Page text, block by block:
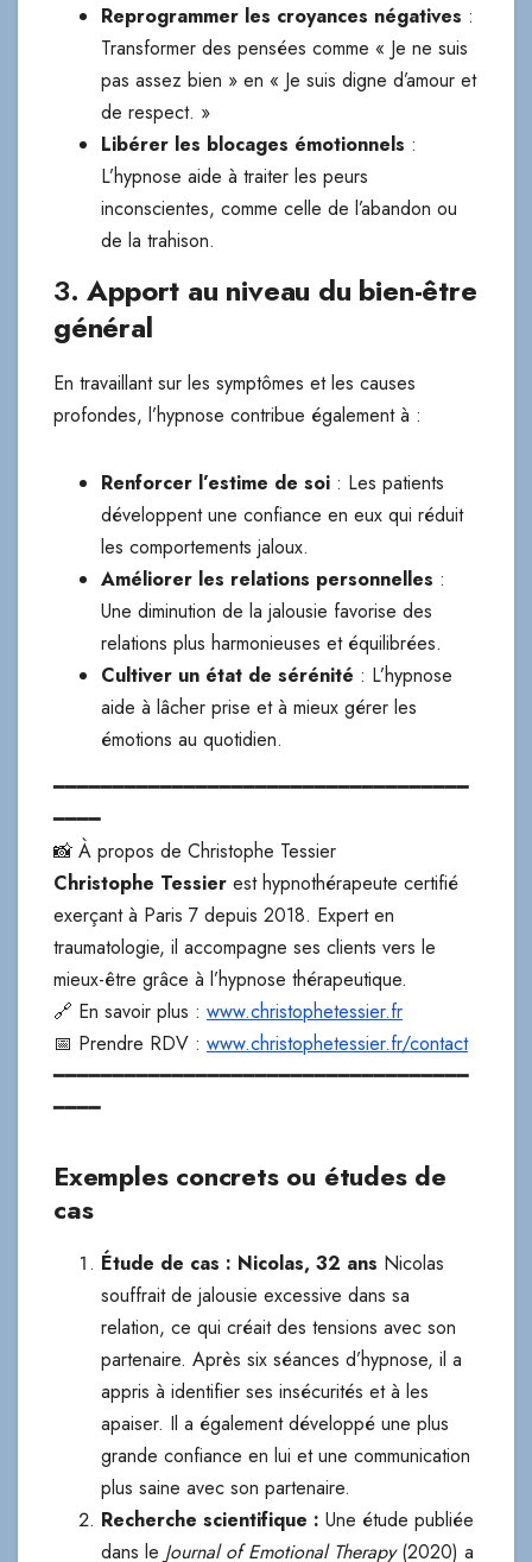
Reprogrammer les croyances négatives :
Transformer des pensées comme « Je ne suis
pas assez bien » en « Je suis digne d’amour et
de respect. »
Libérer les blocages émotionnels :
L’hypnose aide à traiter les peurs
inconscientes, comme celle de l’abandon ou
de la trahison.
3.Apport au niveau du bien-être
général
En travaillant sur les symptômes et les causes
profondes, l’hypnose contribue également à :
Renforcer l’estime de soi : Les patients
développent une confiance en eux qui réduit
les comportements jaloux.
Améliorer les relations personnelles :
Une diminution de la jalousie favorise des
relations plus harmonieuses et équilibrées.
Cultiver un état de sérénité : L’hypnose
aide à lâcher prise et à mieux gérer les
émotions au quotidien.
━━━━━━━━━━━━━━━━━━━━━━━━━━━━━━━━━━━
━━━━
📸 À propos de Christophe Tessier
Christophe Tessier est hypnothérapeute certifié
exerçant à Paris 7 depuis 2018. Expert en
traumatologie, il accompagne ses clients vers le
mieux-être grâce à l’hypnose thérapeutique.
🔗 En savoir plus : www.christophetessier.fr
📅 Prendre RDV : www.christophetessier.fr/contact
━━━━━━━━━━━━━━━━━━━━━━━━━━━━━━━━━━━
━━━━
Exemples concrets ou études de
cas
Étude de cas : Nicolas, 32 ans Nicolas
souffrait de jalousie excessive dans sa
relation, ce qui créait des tensions avec son
partenaire. Après six séances d’hypnose, il a
appris à identifier ses insécurités et à les
apaiser. Il a également développé une plus
grande confiance en lui et une communication
plus saine avec son partenaire.
Recherche scientifique : Une étude publiée
dans le Journal of Emotional Therapy(2020) a